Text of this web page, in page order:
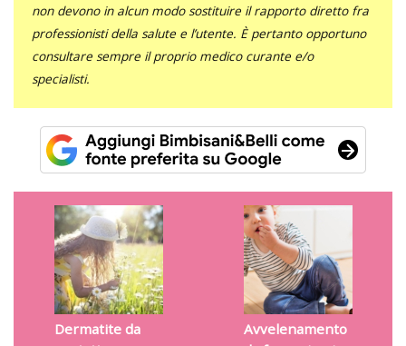
non devono in alcun modo sostituire il rapporto diretto fra
professionisti della salute e l’utente. È pertanto opportuno
consultare sempre il proprio medico curante e/o
specialisti.
Dermatite da
Avvelenamento